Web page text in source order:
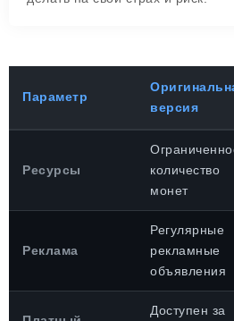
Параметр
версия
Ресурсы
количество
монет
Реклама
Регулярные
рекламные
объявления
Доступен за